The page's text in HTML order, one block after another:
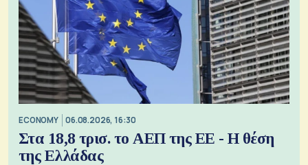
ECONOMY 06.08.2026, 16:30
Στα 18,8 τρισ. το ΑΕΠ της ΕΕ - Η θέση
της Ελλάδας